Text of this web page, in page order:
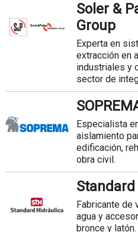
Soler &
Group
Experta en
extracción en
industriales y
sector de
Especialista
aislamiento
edificación,
obra civil.
Fabricante de
agua y
bronce y latón.